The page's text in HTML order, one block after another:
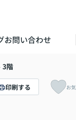
お問い合わせ
3階
印刷する お